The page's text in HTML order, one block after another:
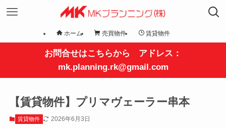
ホーム 売買物件 賃貸物件
お問合せはこちらから アドレス：
mk.planning.rk@gmail.com
【賃貸物件】プリマヴェーラー串本
賃貸物件 2026年6月3日